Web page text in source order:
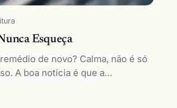
Esqueça
de novo? Calma, não é só
A boa notícia é que a…